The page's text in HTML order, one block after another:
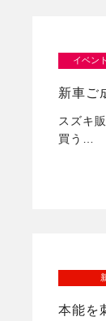
イベン
新車ご
スズキ
買う…
本能を